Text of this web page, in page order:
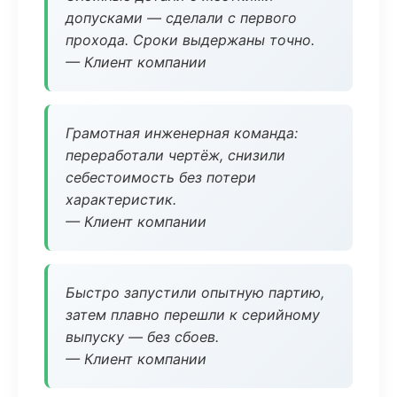
допусками — сделали с первого
прохода. Сроки выдержаны точно.
— Клиент компании
Грамотная инженерная команда:
переработали чертёж, снизили
себестоимость без потери
характеристик.
— Клиент компании
Быстро запустили опытную партию,
затем плавно перешли к серийному
выпуску — без сбоев.
— Клиент компании